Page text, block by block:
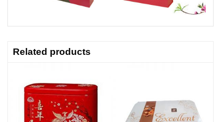
Related products